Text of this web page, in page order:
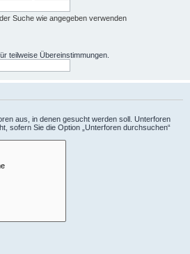
Suche wie angegeben verwenden
teilweise Übereinstimmungen.
aus, in denen gesucht werden soll. Unterforen
sofern Sie die Option „Unterforen durchsuchen“